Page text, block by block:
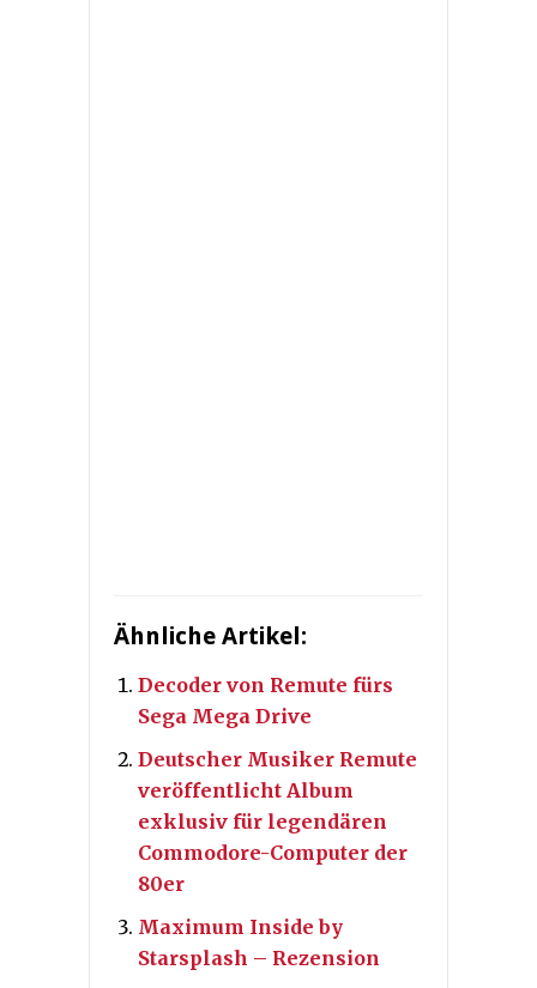
Ähnliche Artikel:
Decoder von Remute fürs
Sega Mega Drive
Deutscher Musiker Remute
veröffentlicht Album
exklusiv für legendären
Commodore-Computer der
80er
Maximum Inside by
Starsplash – Rezension